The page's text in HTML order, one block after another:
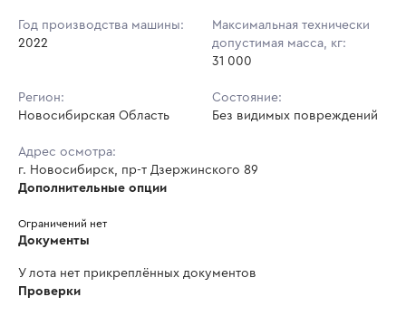
Год производства машины:
2022
Максимальная технически
допустимая масса, кг:
31 000
Регион:
Новосибирская Область
Состояние:
Без видимых повреждений
Адрес осмотра:
г. Новосибирск, пр-т Дзержинского 89
Дополнительные опции
Ограничений нет
Документы
У лота нет прикреплённых документов
Проверки